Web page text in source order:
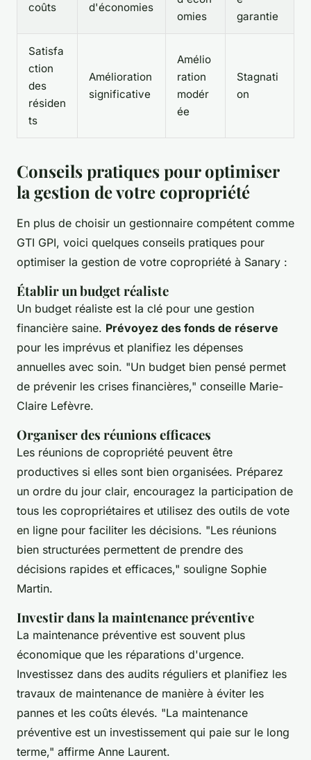
coûts d'économies
omies
garantie
Satisfa
ction
des
résiden
ts
Amélioration
significative
Amélio
ration
modér
ée
Stagnati
on
Conseils pratiques pour optimiser
la gestion de votre copropriété
En plus de choisir un gestionnaire compétent comme
GTI GPI, voici quelques conseils pratiques pour
optimiser la gestion de votre copropriété à Sanary :
Établir un budget réaliste
Un budget réaliste est la clé pour une gestion
financière saine. Prévoyez des fonds de réserve
pour les imprévus et planifiez les dépenses
annuelles avec soin. "Un budget bien pensé permet
de prévenir les crises financières," conseille Marie-
Claire Lefèvre.
Organiser des réunions efficaces
Les réunions de copropriété peuvent être
productives si elles sont bien organisées. Préparez
un ordre du jour clair, encouragez la participation de
tous les copropriétaires et utilisez des outils de vote
en ligne pour faciliter les décisions. "Les réunions
bien structurées permettent de prendre des
décisions rapides et efficaces," souligne Sophie
Martin.
Investir dans la maintenance préventive
La maintenance préventive est souvent plus
économique que les réparations d'urgence.
Investissez dans des audits réguliers et planifiez les
travaux de maintenance de manière à éviter les
pannes et les coûts élevés. "La maintenance
préventive est un investissement qui paie sur le long
terme," affirme Anne Laurent.